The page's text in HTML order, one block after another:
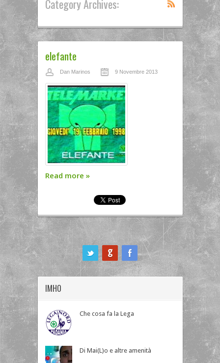
Category Archives:
elefante
Dan Marinos 9 Novembre 2013
Read more »
IMHO
Che cosa fa la Lega
Di Mai(L)o e altre amenità